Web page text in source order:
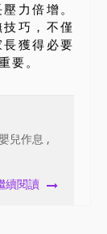
力倍增。
巧，不僅
獲得必要
要。
兒作息 ,
續閱讀